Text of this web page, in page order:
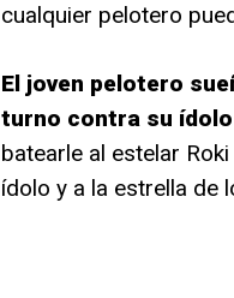
cualquier pelotero
El joven pelotero
turno contra su
batearle al estelar
ídolo y a la estrella de